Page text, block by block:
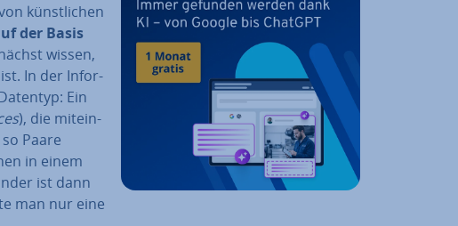
künst­li­chen
der Basis
wissen,
ist. In der In­for­
Ein
), die mit­ein­
Paare
in einem
ist dann
man nur eine